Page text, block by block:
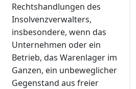
Rechtshandlungen des
Insolvenzverwalters,
insbesondere, wenn das
Unternehmen oder ein
Betrieb, das Warenlager im
Ganzen, ein unbeweglicher
Gegenstand aus freier